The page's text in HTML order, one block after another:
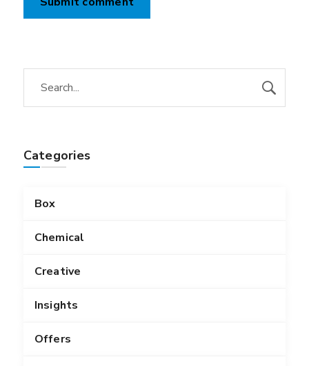
Categories
Box
Chemical
Creative
Insights
Offers